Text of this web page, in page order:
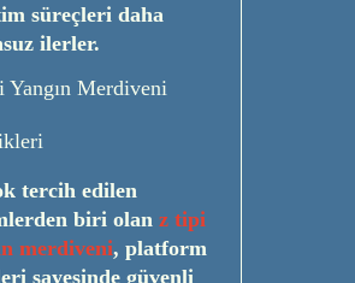
süreçleri daha
ilerler.
Yangın Merdiveni
tercih edilen
biri olan z tipi
merdiveni, platform
sayesinde güvenli